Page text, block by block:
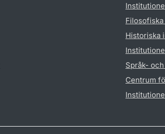
Historiska
Språk-
Centrum